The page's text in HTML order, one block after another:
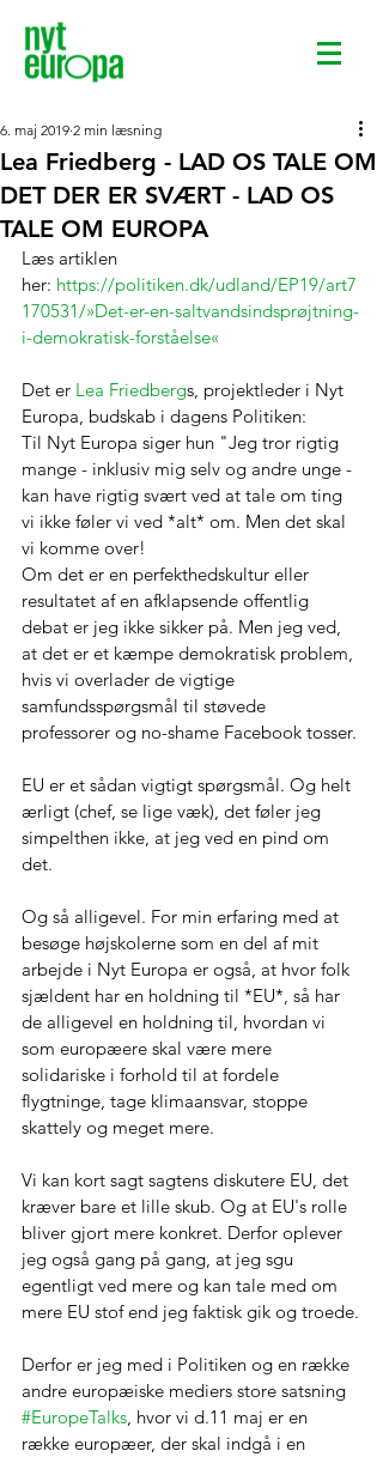
Lea Friedberg - LAD OS TALE OM
DET DER ER SVÆRT - LAD OS
TALE OM EUROPA
6. maj 2019 2 min læsning
Læs artiklen
her: https://politiken.dk/udland/EP19/art7
170531/»Det-er-en-saltvandsindsprøjtning-
i-demokratisk-forståelse«
Det er Lea Friedbergs, projektleder i Nyt
Europa, budskab i dagens Politiken:
Til Nyt Europa siger hun "Jeg tror rigtig
mange - inklusiv mig selv og andre unge -
kan have rigtig svært ved at tale om ting
vi ikke føler vi ved *alt* om. Men det skal
vi komme over!
Om det er en perfekthedskultur eller
resultatet af en afklapsende offentlig
debat er jeg ikke sikker på. Men jeg ved,
at det er et kæmpe demokratisk problem,
hvis vi overlader de vigtige
samfundsspørgsmål til støvede
professorer og no-shame Facebook tosser.
EU er et sådan vigtigt spørgsmål. Og helt
ærligt (chef, se lige væk), det føler jeg
simpelthen ikke, at jeg ved en pind om
det.
Og så alligevel. For min erfaring med at
besøge højskolerne som en del af mit
arbejde i Nyt Europa er også, at hvor folk
sjældent har en holdning til *EU*, så har
de alligevel en holdning til, hvordan vi
som europæere skal være mere
solidariske i forhold til at fordele
flygtninge, tage klimaansvar, stoppe
skattely og meget mere.
Vi kan kort sagt sagtens diskutere EU, det
kræver bare et lille skub. Og at EU's rolle
bliver gjort mere konkret. Derfor oplever
jeg også gang på gang, at jeg sgu
egentligt ved mere og kan tale med om
mere EU stof end jeg faktisk gik og troede.
Derfor er jeg med i Politiken og en række
andre europæiske mediers store satsning
#EuropeTalks, hvor vi d.11 maj er en
række europæer, der skal indgå i en